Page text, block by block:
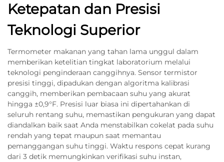
Ketepatan dan Presisi
Teknologi Superior
Termometer makanan yang tahan lama unggul dalam
memberikan ketelitian tingkat laboratorium melalui
teknologi penginderaan canggihnya. Sensor termistor
presisi tinggi, dipadukan dengan algoritma kalibrasi
canggih, memberikan pembacaan suhu yang akurat
hingga ±0,9°F. Presisi luar biasa ini dipertahankan di
seluruh rentang suhu, memastikan pengukuran yang dapat
diandalkan baik saat Anda menstabilkan cokelat pada suhu
rendah yang tepat maupun saat memantau
pemanggangan suhu tinggi. Waktu respons cepat kurang
dari 3 detik memungkinkan verifikasi suhu instan,